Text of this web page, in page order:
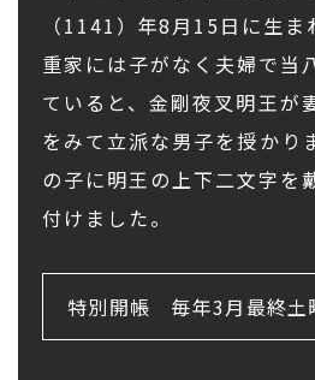
（1141）年8月15日に生ま
重家には子がなく夫婦で当
ていると、金剛夜叉明王が
をみて立派な男子を授かり
の子に明王の上下二文字を
付けました。
特別開帳 毎年3月最終土